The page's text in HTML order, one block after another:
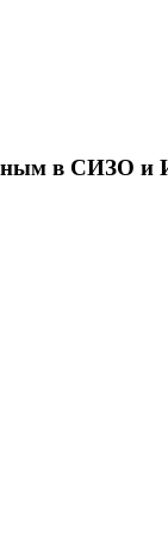
в СИЗО и